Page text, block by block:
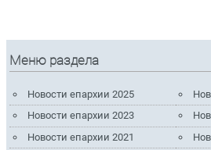
Меню раздела
Новости епархии 2025
Новости епархии 2023
Новости епархии 2021